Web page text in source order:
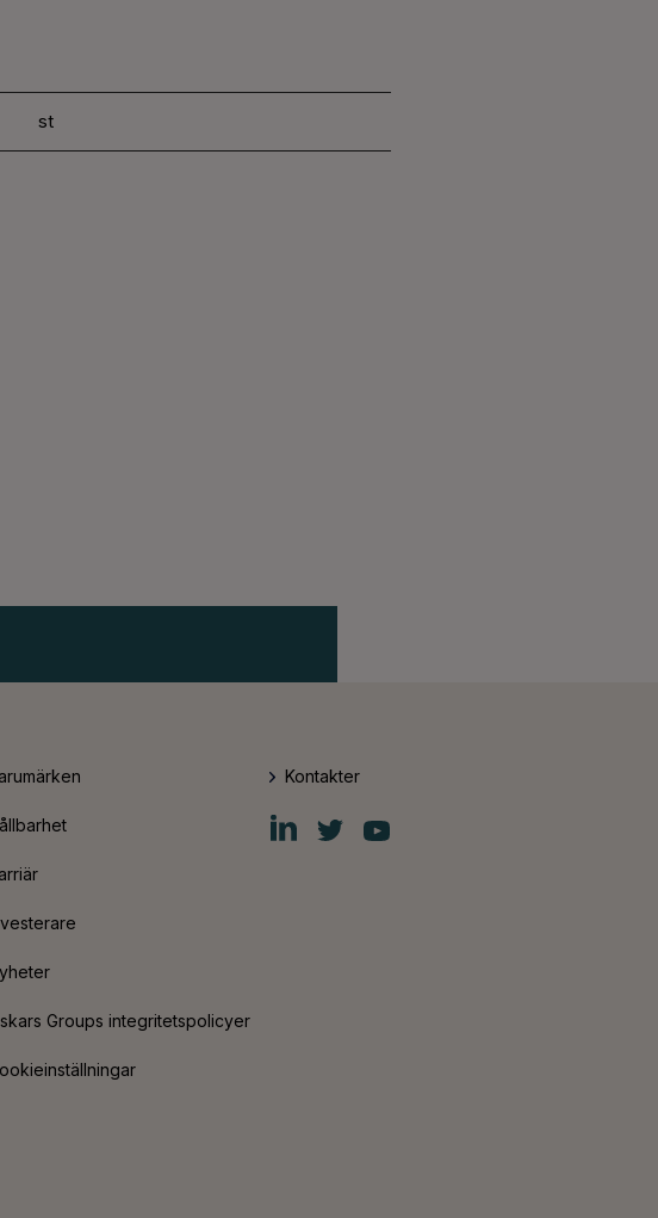
st
Groups integritetspolicyer
Kontakter
Fiskars
Group
Fiskars
Group
Fiskars
Group